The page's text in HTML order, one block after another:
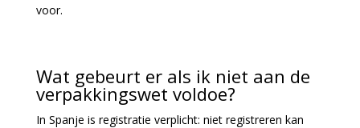
voor.
Wat gebeurt er als ik niet aan de
verpakkingswet voldoe?
In Spanje is registratie verplicht: niet registreren kan